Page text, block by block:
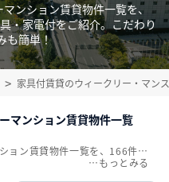
ンション賃貸物件一覧を、
・家電付をご紹介。こだわり
も簡単！
家具付賃貸のウィークリー・マン
マンション賃貸物件一覧
札幌市/家具付賃貸のウィークリーマンション賃貸物件一覧を、166件掲載中。敷金・礼金無料、家具・家電付をご紹介。こだわり条件での絞込みも簡単！
…